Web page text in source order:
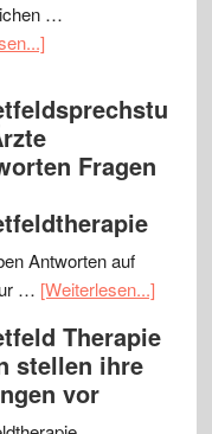
…
Fragen
Antworten auf
… [Weiterlesen...]
Therapie
stellen ihre
vor